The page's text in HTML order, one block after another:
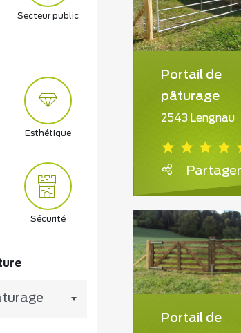
Secteur public
Esthétique
Sécurité
Portail de
pâturage
2543 Lengnau
Partager
Portail de